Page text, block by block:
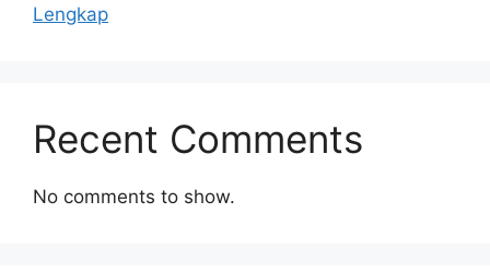
Lengkap
Recent Comments
No comments to show.